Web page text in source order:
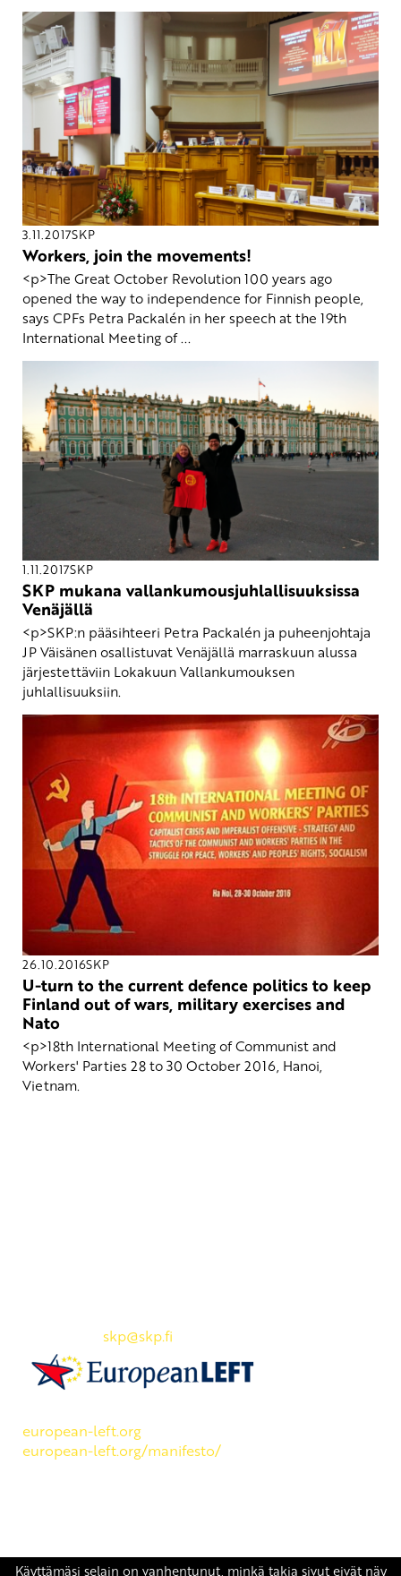
3.11.2017SKP
Workers, join the movements!
<p>The Great October Revolution 100 years ago
opened the way to independence for Finnish people,
says CPFs Petra Packalén in her speech at the 19th
International Meeting of ...
1.11.2017SKP
SKP mukana vallankumousjuhlallisuuksissa
Venäjällä
<p>SKP:n pääsihteeri Petra Packalén ja puheenjohtaja
JP Väisänen osallistuvat Venäjällä marraskuun alussa
järjestettäviin Lokakuun Vallankumouksen
juhlallisuuksiin.
26.10.2016SKP
U-turn to the current defence politics to keep
Finland out of wars, military exercises and
Nato
<p>18th International Meeting of Communist and
Workers' Parties 28 to 30 October 2016, Hanoi,
Vietnam.
skp@skp.fi
european-left.org
european-left.org/manifesto/